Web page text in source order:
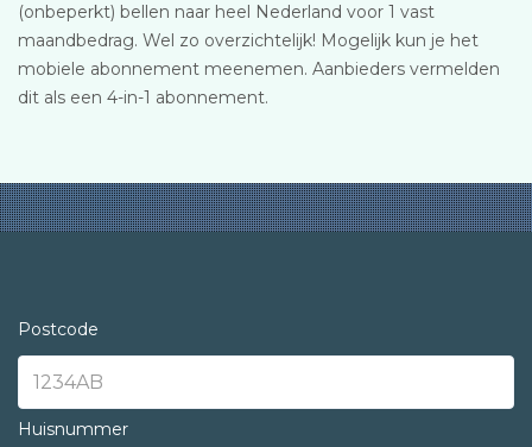
(onbeperkt) bellen naar heel Nederland voor 1 vast
maandbedrag. Wel zo overzichtelijk! Mogelijk kun je het
mobiele abonnement meenemen. Aanbieders vermelden
dit als een 4-in-1 abonnement.
Postcode
Huisnummer